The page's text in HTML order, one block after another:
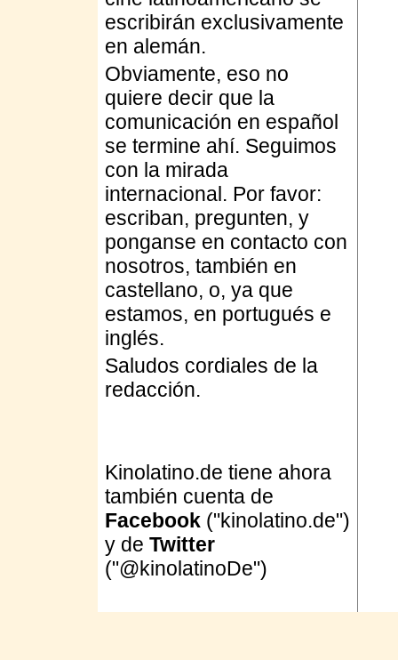
escribirán exclusivamente
en alemán.
Obviamente, eso no
quiere decir que la
comunicación en español
se termine ahí. Seguimos
con la mirada
internacional. Por favor:
escriban, pregunten, y
ponganse en contacto con
nosotros, también en
castellano, o, ya que
estamos, en portugués e
inglés.
Saludos cordiales de la
redacción.
Kinolatino.de tiene ahora
también cuenta de
Facebook ("kinolatino.de")
y de Twitter
("@kinolatinoDe")